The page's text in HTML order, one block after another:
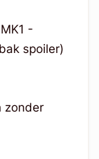
-
spoiler)
zonder